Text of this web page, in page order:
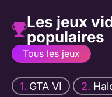
Les jeux
populaires
Tous les jeux
GTA VI